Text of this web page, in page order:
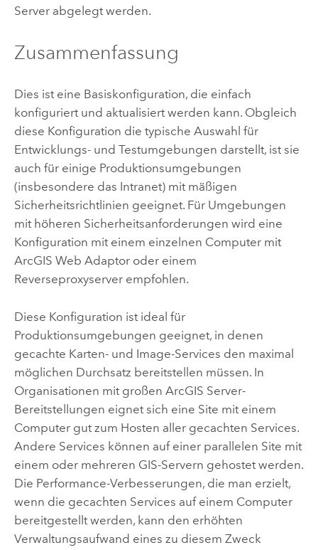
Server abgelegt werden.
Zusammenfassung
Dies ist eine Basiskonfiguration, die einfach
konfiguriert und aktualisiert werden kann. Obgleich
diese Konfiguration die typische Auswahl für
Entwicklungs- und Testumgebungen darstellt, ist sie
auch für einige Produktionsumgebungen
(insbesondere das Intranet) mit mäßigen
Sicherheitsrichtlinien geeignet. Für Umgebungen
mit höheren Sicherheitsanforderungen wird eine
Konfiguration mit einem einzelnen Computer mit
ArcGIS Web Adaptoroder einem
Reverseproxyserver empfohlen.
Diese Konfiguration ist ideal für
Produktionsumgebungen geeignet, in denen
gecachte Karten- und Image-Services den maximal
möglichen Durchsatz bereitstellen müssen. In
Organisationen mit großen ArcGIS Server-
Bereitstellungen eignet sich eine Site mit einem
Computer gut zum Hosten aller gecachten Services.
Andere Services können auf einer parallelen Site mit
einem oder mehreren GIS-Servern gehostet werden.
Die Performance-Verbesserungen, die man erzielt,
wenn die gecachten Services auf einem Computer
bereitgestellt werden, kann den erhöhten
Verwaltungsaufwand eines zu diesem Zweck